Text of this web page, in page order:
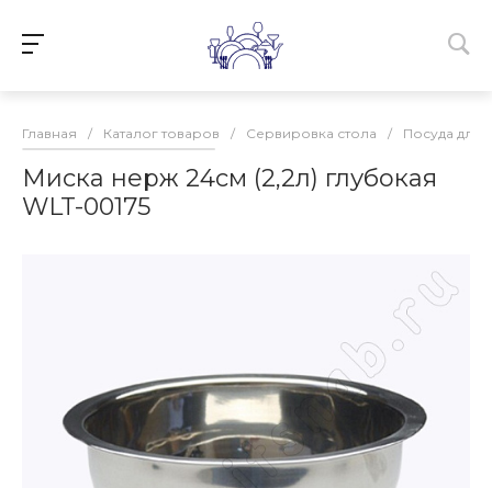
Главная / Каталог товаров / Сервировка стола / Посуда для
Миска нерж 24см (2,2л) глубокая
WLT-00175